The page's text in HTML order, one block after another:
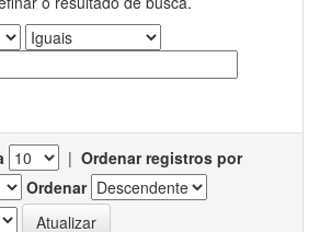
| Ordenar registros por
Ordenar